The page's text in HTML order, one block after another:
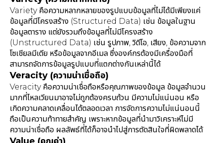
Variety คือความหลากหลายของรูปแบบข้อมูลที่ไม่ได้มีเพียงแค่
ข้อมูลที่มีโครงสร้าง (Structured Data) เช่น ข้อมูลในฐาน
ข้อมูลตาราง แต่ยังรวมถึงข้อมูลที่ไม่มีโครงสร้าง
(Unstructured Data) เช่น รูปภาพ, วิดีโอ, เสียง, ข้อความจาก
โซเชียลมีเดีย หรือข้อมูลจากอีเมล ซึ่งองค์กรต้องมีเครื่องมือที่
สามารถจัดการข้อมูลรูปแบบที่แตกต่างกันเหล่านี้ได้
Veracity (ความน่าเชื่อถือ)
Veracity คือความน่าเชื่อถือหรือคุณภาพของข้อมูล ข้อมูลจำนวน
มากที่ไหลเวียนมาอาจไม่ถูกต้องครบถ้วน มีความไม่แน่นอน หรือ
เกิดความคลาดเคลื่อนได้ตลอดเวลา การจัดการความไม่แน่นอนนี้
ถือเป็นความท้าทายสำคัญ เพราะหากข้อมูลที่นำมาวิเคราะห์ไม่มี
ความน่าเชื่อถือ ผลลัพธ์ที่ได้ก็อาจนำไปสู่การตัดสินใจที่ผิดพลาดได้
Value (คุณค่า)